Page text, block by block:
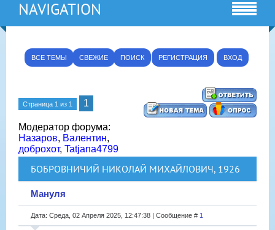
NAVIGATION
ВСЕ ТЕМЫ СВЕЖИЕ ПОИСК РЕГИСТРАЦИЯ ВХОД
Страница 1 из 1 1
Модератор форума:
Назаров, Валентин,
доброхот, Tatjana4799
БОБРОВНИЧИЙ НИКОЛАЙ МИХАЙЛОВИЧ, 1926
Мануля
Дата: Среда, 02 Апреля 2025, 12:47:38 | Сообщение # 1